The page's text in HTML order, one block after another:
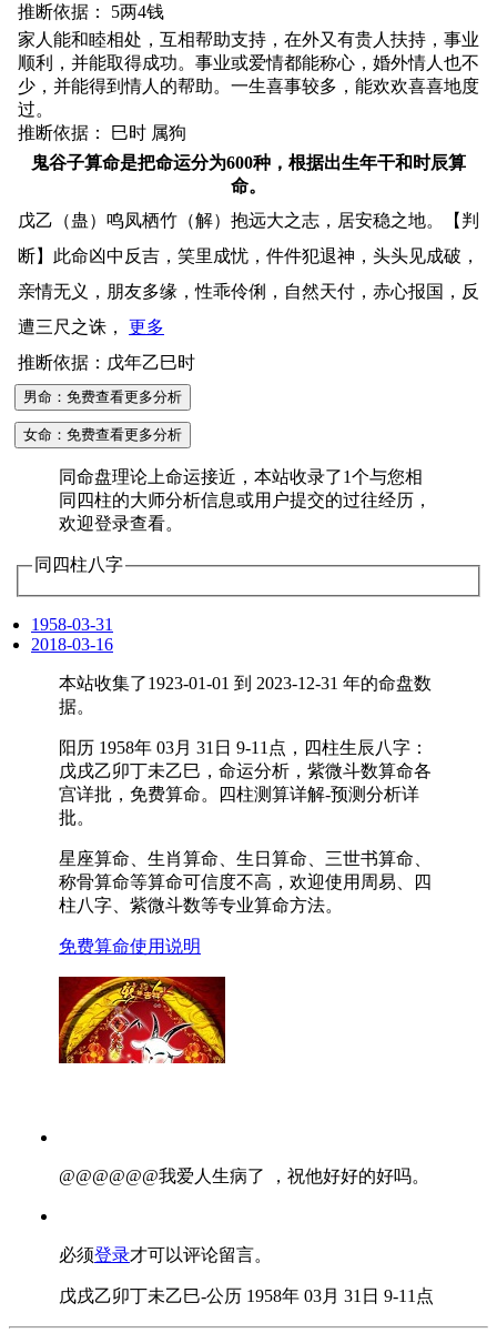
推断依据： 5两4钱
家人能和睦相处，互相帮助支持，在外又有贵人扶持，事业
顺利，并能取得成功。事业或爱情都能称心，婚外情人也不
少，并能得到情人的帮助。一生喜事较多，能欢欢喜喜地度
过。
推断依据： 巳时 属狗
鬼谷子算命是把命运分为600种，根据出生年干和时辰算
命。
戊乙（蛊）鸣凤栖竹（解）抱远大之志，居安稳之地。【判
断】此命凶中反吉，笑里成忧，件件犯退神，头头见成破，
亲情无义，朋友多缘，性乖伶俐，自然天付，赤心报国，反
遭三尺之诛， 更多
推断依据：戊年乙巳时
男命：免费查看更多分析
女命：免费查看更多分析
同命盘理论上命运接近，本站收录了1个与您相
同四柱的大师分析信息或用户提交的过往经历，
欢迎登录查看。
同四柱八字
1958-03-31
2018-03-16
本站收集了1923-01-01 到 2023-12-31 年的命盘数
据。
阳历 1958年 03月 31日 9-11点，四柱生辰八字：
戊戌乙卯丁未乙巳，命运分析，紫微斗数算命各
宫详批，免费算命。四柱测算详解-预测分析详
批。
星座算命、生肖算命、生日算命、三世书算命、
称骨算命等算命可信度不高，欢迎使用周易、四
柱八字、紫微斗数等专业算命方法。
免费算命使用说明
@@@@@@我爱人生病了 ，祝他好好的好吗。
必须登录才可以评论留言。
戊戌乙卯丁未乙巳-公历 1958年 03月 31日 9-11点